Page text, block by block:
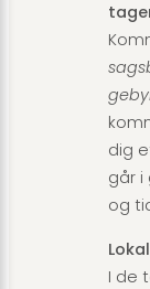
dig
går i
og
I de